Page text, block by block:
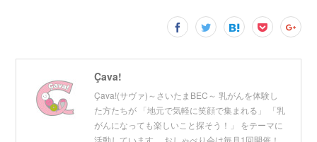
Çava!
Çava!(サヴァ)～さいたまBEC～ 乳がんを体験し
た方たちが 「地元で気軽に笑顔で集まれる」 「乳
がんになっても楽しいこと探そう！」 をテーマに
活動しています。 おしゃべり会は毎月1回開催！